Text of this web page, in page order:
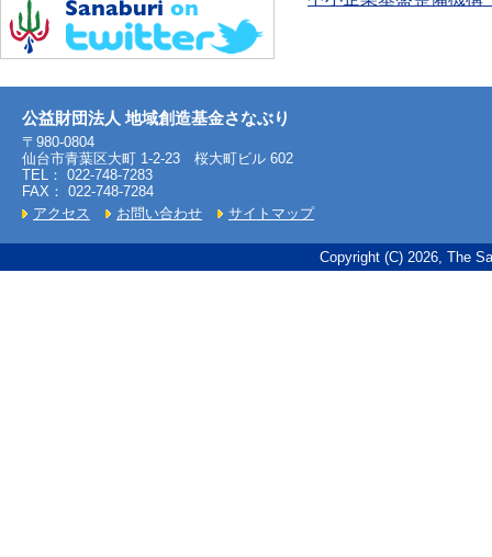
公益財団法人 地域創造基金さなぶり
〒980-0804
仙台市青葉区大町 1-2-23 桜大町ビル 602
TEL： 022-748-7283
FAX： 022-748-7284
アクセス
お問い合わせ サイトマップ
Copyright (C) 2026, The